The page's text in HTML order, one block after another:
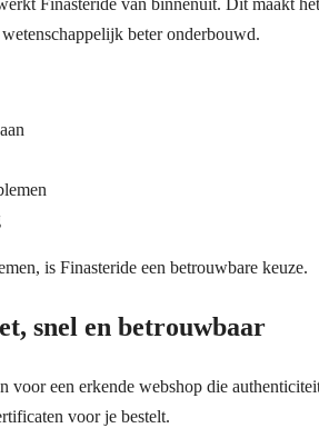
wetenschappelijk beter onderbouwd.
is Finasteride een betrouwbare keuze.
snel en betrouwbaar
voor een erkende webshop die
voor je bestelt.